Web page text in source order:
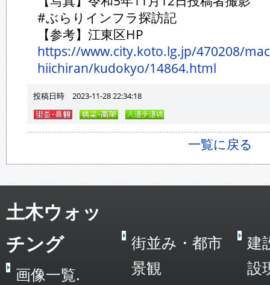
#ぶらりインフラ探訪記
【参考】江東区HP
https://www.city.koto.lg.jp/470208/
hiichiran/kudokyo/14864.html
投稿日時 2023-11-28 22:34:18
一覧に戻る
土木ウォッ
チング
画像一覧.
街並み・都市
景観
建
設